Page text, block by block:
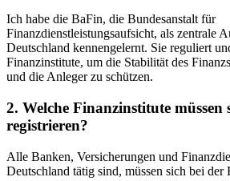
Ich habe​ die BaFin,⁤ die Bundesanstalt für
Finanzdienstleistungsaufsicht, als zentrale
Deutschland kennengelernt. Sie ⁤reguliert
Finanzinstitute, um die‌ Stabilität des
und die Anleger zu schützen.
2.⁢ Welche Finanzinstitute⁣ müssen‍
⁣registrieren?
Alle ⁢Banken, Versicherungen‌ und⁤
Deutschland tätig ​sind, müssen sich ​bei ⁢der